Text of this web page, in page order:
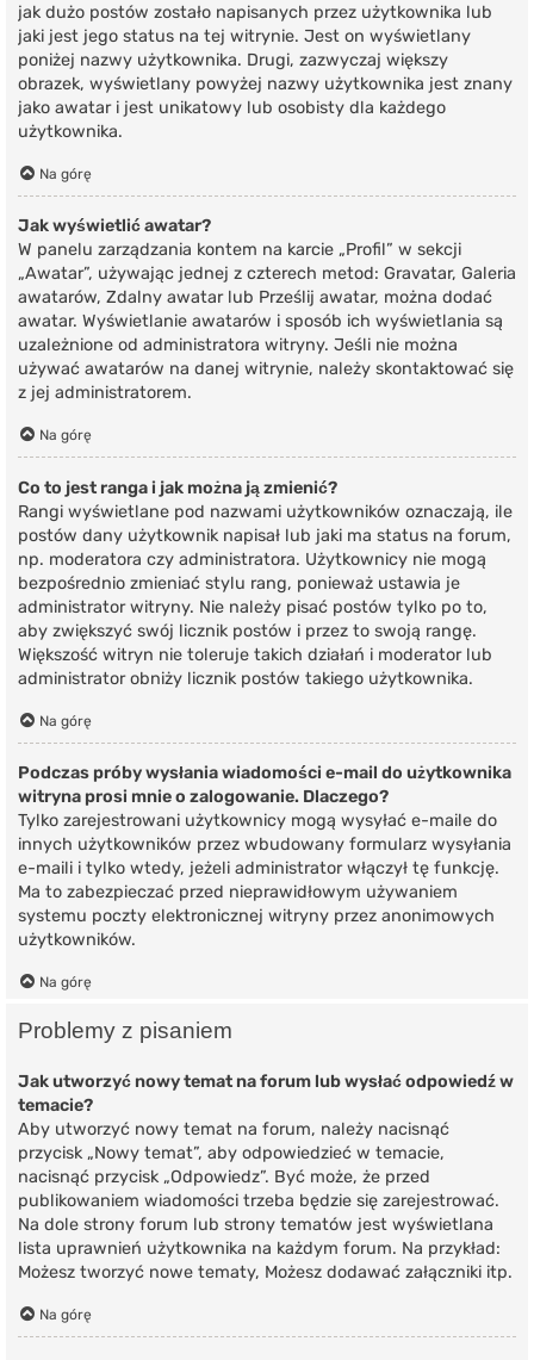
jak dużo postów zostało napisanych przez użytkownika lub
jaki jest jego status na tej witrynie. Jest on wyświetlany
poniżej nazwy użytkownika. Drugi, zazwyczaj większy
obrazek, wyświetlany powyżej nazwy użytkownika jest znany
jako awatar i jest unikatowy lub osobisty dla każdego
użytkownika.
Na górę
Jak wyświetlić awatar?
W panelu zarządzania kontem na karcie „Profil” w sekcji
„Awatar”, używając jednej z czterech metod: Gravatar, Galeria
awatarów, Zdalny awatar lub Prześlij awatar, można dodać
awatar. Wyświetlanie awatarów i sposób ich wyświetlania są
uzależnione od administratora witryny. Jeśli nie można
używać awatarów na danej witrynie, należy skontaktować się
z jej administratorem.
Na górę
Co to jest ranga i jak można ją zmienić?
Rangi wyświetlane pod nazwami użytkowników oznaczają, ile
postów dany użytkownik napisał lub jaki ma status na forum,
np. moderatora czy administratora. Użytkownicy nie mogą
bezpośrednio zmieniać stylu rang, ponieważ ustawia je
administrator witryny. Nie należy pisać postów tylko po to,
aby zwiększyć swój licznik postów i przez to swoją rangę.
Większość witryn nie toleruje takich działań i moderator lub
administrator obniży licznik postów takiego użytkownika.
Na górę
Podczas próby wysłania wiadomości e-mail do użytkownika
witryna prosi mnie o zalogowanie. Dlaczego?
Tylko zarejestrowani użytkownicy mogą wysyłać e-maile do
innych użytkowników przez wbudowany formularz wysyłania
e-maili i tylko wtedy, jeżeli administrator włączył tę funkcję.
Ma to zabezpieczać przed nieprawidłowym używaniem
systemu poczty elektronicznej witryny przez anonimowych
użytkowników.
Na górę
Problemy z pisaniem
Jak utworzyć nowy temat na forum lub wysłać odpowiedź w
temacie?
Aby utworzyć nowy temat na forum, należy nacisnąć
przycisk „Nowy temat”, aby odpowiedzieć w temacie,
nacisnąć przycisk „Odpowiedz”. Być może, że przed
publikowaniem wiadomości trzeba będzie się zarejestrować.
Na dole strony forum lub strony tematów jest wyświetlana
lista uprawnień użytkownika na każdym forum. Na przykład:
Możesz tworzyć nowe tematy, Możesz dodawać załączniki itp.
Na górę